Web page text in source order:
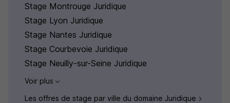
Stage Montrouge Juridique
Stage Lyon Juridique
Stage Nantes Juridique
Stage Courbevoie Juridique
Stage Neuilly-sur-Seine Juridique
Voir plus
Les offres de stage par ville du domaine Juridique